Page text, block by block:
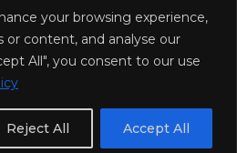
your browsing experience,
or content, and analyse our
All", you consent to our use
Reject All Accept All
policy|